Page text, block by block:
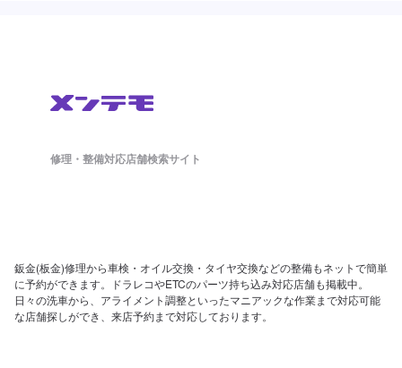
修理・整備対応店舗検索サイト
鈑金(板金)修理から車検・オイル交換・タイヤ交換などの整備もネットで簡単
に予約ができます。ドラレコやETCのパーツ持ち込み対応店舗も掲載中。
日々の洗車から、アライメント調整といったマニアックな作業まで対応可能
な店舗探しができ、来店予約まで対応しております。